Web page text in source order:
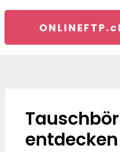
ONLINEFTP.
Tauschbörsen und Märkte: Gemeinsam Dinge neu
entdecken